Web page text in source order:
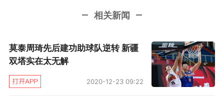
3500万美元的报价合同，火箭随后进行了匹配，
分，其余400多万的奖励条款部分则拒绝支付。
这让莫泰相当不满，随后他拒绝了火箭的体检，
从而也没有和球队达成协议。
相关新闻
莫泰周琦先后建功助球队逆转 新疆
双塔实在太无解
2020-12-23 09:22